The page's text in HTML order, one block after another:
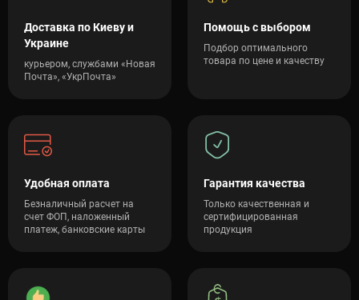
Доставка по Киеву и
Украине
курьером, службами «Новая
Почта», «УкрПочта»
Помощь с выбором
Подбор оптимального
товара по цене и качеству
Удобная оплата
Безналичный расчет на
счет ФОП, наложенный
платеж, банковские карты
Гарантия качества
Только качественная и
сертифицированная
продукция